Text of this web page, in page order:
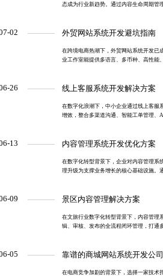
态成为行业新趋势。通过内容生命周期管
02 外贸网站系统开发避坑指南
在跨境电商热潮下，外贸网站系统开发已
业工作室能提供多语言、多币种、高性能
26 线上客服系统开发解决方案
在数字化浪潮下，中小企业通过线上客服
增效，整合多渠道沟通、智能工单管理、
13 内容管理系统开发优化方案
在数字化转型背景下，企业对内容管理系
理升级为支撑业务增长的核心基础设施。
09 景区内容管理解决方案
在文旅行业数字化转型背景下，内容管理
辑、审核、发布的全流程闭环管理，打通
05 靠谱的商城网站系统开发公
在电商竞争加剧的背景下，选择一家技术